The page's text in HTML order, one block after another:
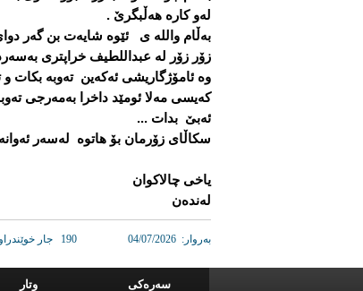
لەو کارە هەڵبگرێ .
بەڵام والله ی ئێوە شایەت بن گەر
زۆر زۆر لە عبداللطیف خراپتری
وە ئامۆژگاریشی ئەکەین تەوبە بکات
کەیسی مەلا ئومێد داخرا بەمەرجی
ئەبێ بدات ...
سکاڵای زۆرمان بۆ هاتوە لەسەر
یاخی چالاکوان
لەندەن
به‌روار: 04/07/2026 190 جار خوێندراوه‌ته‌وه
وتار سه‌ره‌کی